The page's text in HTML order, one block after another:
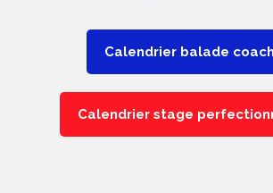
Calendrier balade
Calendrier stage